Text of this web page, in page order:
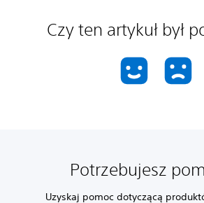
Czy ten artykuł był
Potrzebujesz
Uzyskaj pomoc dotyczącą